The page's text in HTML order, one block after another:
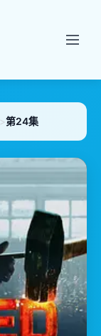
>第24集